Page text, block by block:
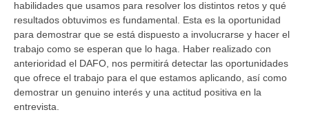
habilidades que usamos para resolver los distintos retos y qué
resultados obtuvimos es fundamental. Esta es la oportunidad
para demostrar que se está dispuesto a involucrarse y hacer el
trabajo como se esperan que lo haga. Haber realizado con
anterioridad el DAFO, nos permitirá detectar las oportunidades
que ofrece el trabajo para el que estamos aplicando, así como
demostrar un genuino interés y una actitud positiva en la
entrevista.